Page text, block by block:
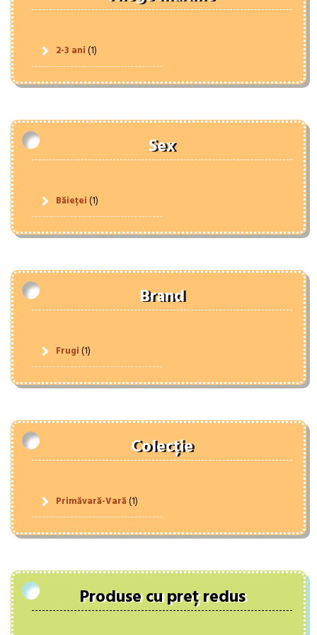
2-3 ani(1)
Sex
Băieței(1)
Brand
Frugi(1)
Colecție
Primăvară-Vară(1)
Produse cu preț redus